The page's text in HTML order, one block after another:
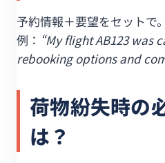
予約情報＋要望をセットで。
例： “My flight AB123 was
rebooking options and
荷物紛失時の
は？